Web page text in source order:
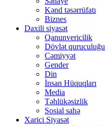
Kənd təsərrüfatı
Biznes
Daxili siyasət
Qanunvericilik
Dövlət quruculuğu
Cəmiyyət
Gender
Din
İnsan Hüquqları
Media
Təhlükəsizlik
Sosial sahə
Xarici Siyasət